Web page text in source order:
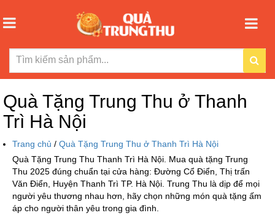
Quà Tặng Trung Thu ở Thanh
Trì Hà Nội
Trang chủ / Quà Tặng Trung Thu ở Thanh Trì Hà Nội
Quà Tặng Trung Thu Thanh Trì Hà Nội. Mua quà tặng Trung
Thu 2025 đúng chuẩn tại cửa hàng: Đường Cổ Điển, Thị trấn
Văn Điển, Huyện Thanh Trì TP. Hà Nội. Trung Thu là dịp để mọi
người yêu thương nhau hơn, hãy chọn những món quà tặng ấm
áp cho người thân yêu trong gia đình.